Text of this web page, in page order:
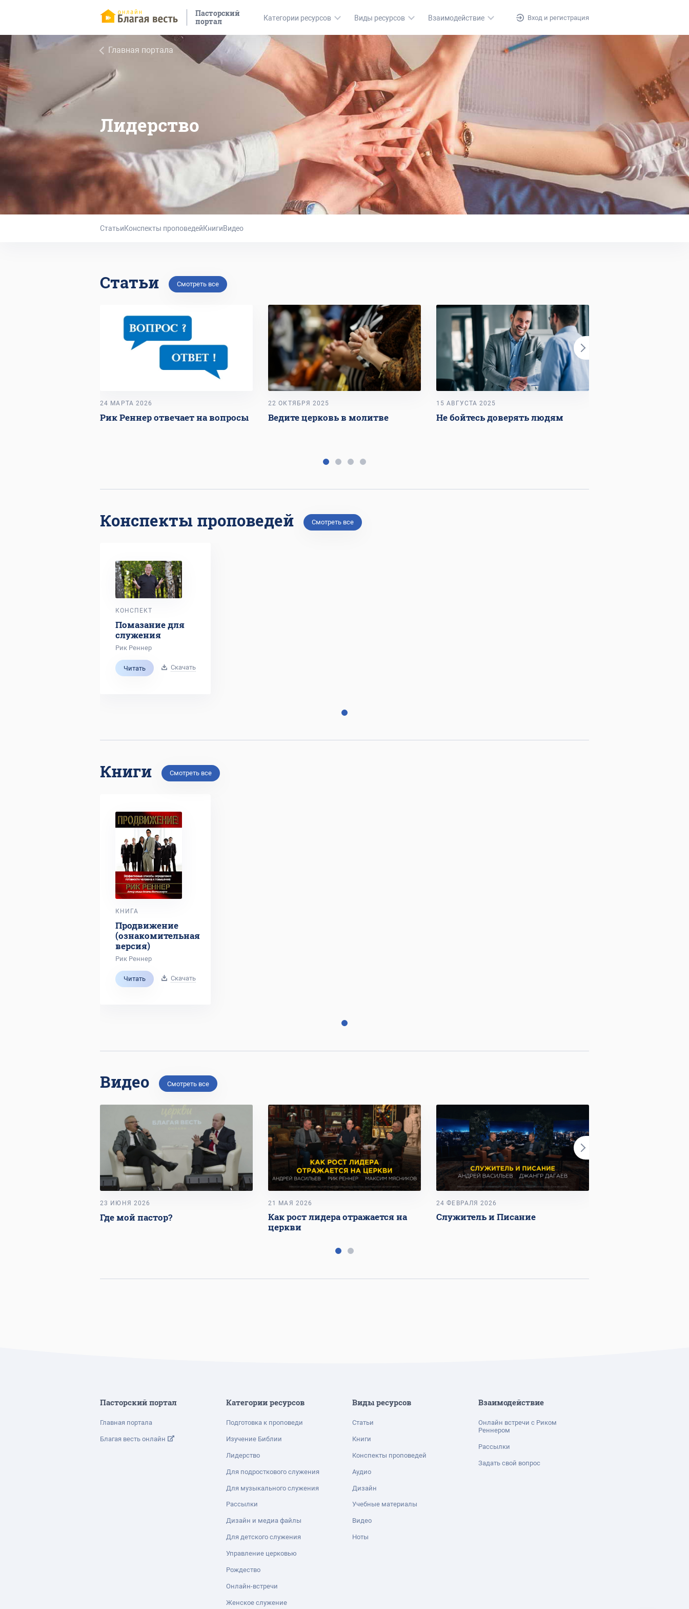
Пасторский
портал
Категории ресурсов Виды ресурсов Взаимодействие Вход и регистрация
Главная портала
Лидерство
СтатьиКонспекты проповедейКнигиВидео
Статьи Смотреть все
24 МАРТА 2026
Рик Реннер отвечает на вопросы
22 ОКТЯБРЯ 2025
Ведите церковь в молитве
15 АВГУСТА 2025
Не бойтесь доверять людям
Конспекты проповедей Смотреть все
КОНСПЕКТ
Помазание для
служения
Рик Реннер
Читать Скачать
Книги Смотреть все
КНИГА
Продвижение
(ознакомительная
версия)
Рик Реннер
Читать Скачать
Видео Смотреть все
23 ИЮНЯ 2026
Где мой пастор?
21 МАЯ 2026
Как рост лидера отражается на
церкви
24 ФЕВРАЛЯ 2026
Служитель и Писание
Пасторский портал
Главная портала
Благая весть онлайн
Категории ресурсов
Подготовка к проповеди
Изучение Библии
Лидерство
Для подросткового служения
Для музыкального служения
Рассылки
Дизайн и медиа файлы
Для детского служения
Управление церковью
Рождество
Онлайн-встречи
Женское служение
Виды ресурсов
Статьи
Книги
Конспекты проповедей
Аудио
Дизайн
Учебные материалы
Видео
Ноты
Взаимодействие
Онлайн встречи с Риком
Реннером
Рассылки
Задать свой вопрос